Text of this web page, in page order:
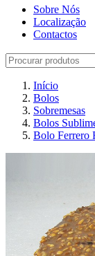
Sobre Nós
Localização
Contactos
Início
Bolos
Sobremesas
Bolos
Bolo Ferrero